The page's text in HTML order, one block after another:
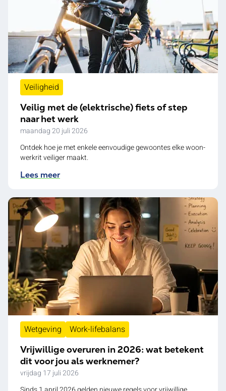
Veiligheid
Veilig met de (elektrische) fiets of step
naar het werk
maandag 20 juli 2026
Ontdek hoe je met enkele eenvoudige gewoontes elke woon-
werkrit veiliger maakt.
Lees meer
Wetgeving Work-lifebalans
Vrijwillige overuren in 2026: wat betekent
dit voor jou als werknemer?
vrijdag 17 juli 2026